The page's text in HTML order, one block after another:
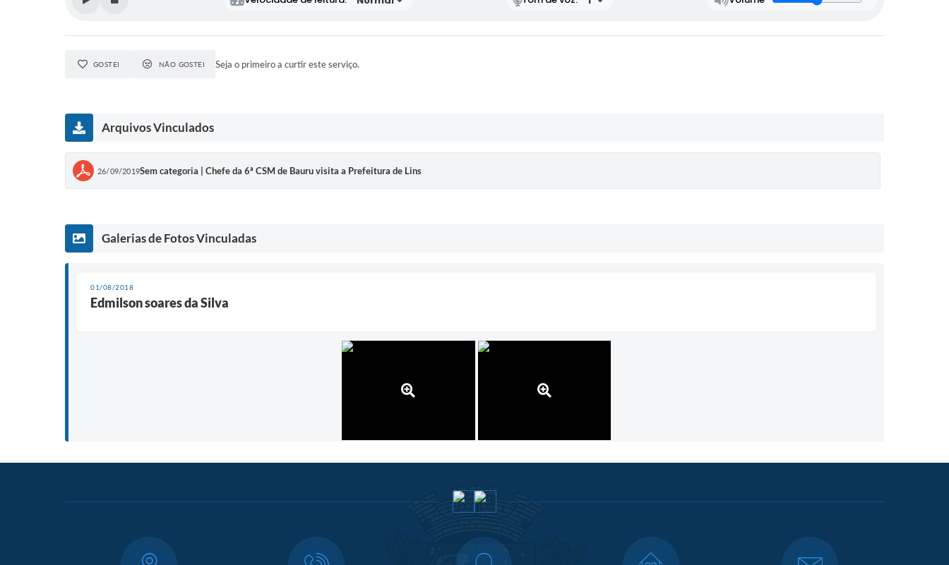
GOSTEI NÃO GOSTEI Seja o primeiro a curtir este serviço.
Arquivos Vinculados
26/09/2019Sem categoria | Chefe da 6ª CSM de Bauru visita a Prefeitura de Lins
Galerias de Fotos Vinculadas
01/08/2018
Edmilson soares da Silva